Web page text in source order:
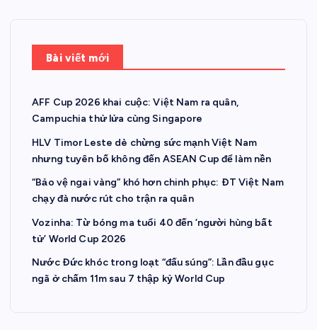
Bài viết mới
AFF Cup 2026 khai cuộc: Việt Nam ra quân,
Campuchia thử lửa cùng Singapore
HLV Timor Leste dè chừng sức mạnh Việt Nam
nhưng tuyên bố không đến ASEAN Cup để làm nền
“Bảo vệ ngai vàng” khó hơn chinh phục: ĐT Việt Nam
chạy đà nước rút cho trận ra quân
Vozinha: Từ bóng ma tuổi 40 đến ‘người hùng bất
tử’ World Cup 2026
Nước Đức khóc trong loạt “đấu súng”: Lần đầu gục
ngã ở chấm 11m sau 7 thập kỷ World Cup